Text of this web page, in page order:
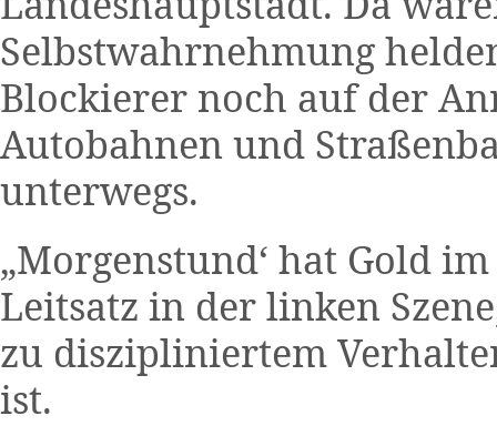
Selbstwahrnehmung
Blockierer noch auf der
Autobahnen und
unterwegs.
„Morgenstund‘ hat Gold
Leitsatz in der linken
zu diszipliniertem
ist.